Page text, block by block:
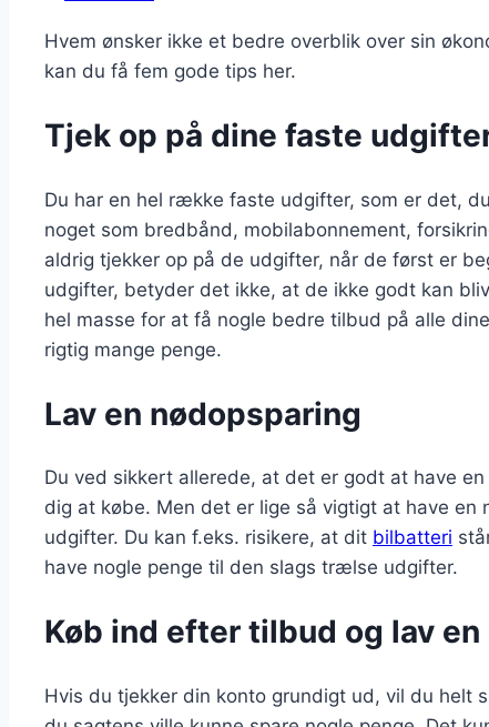
Hvem ønsker ikke et bedre overblik over sin
kan du få fem gode tips her.
Tjek op på dine faste
Du har en hel række faste udgifter, som er det,
noget som bredbånd, mobilabonnement,
aldrig tjekker op på de udgifter, når de først er
udgifter, betyder det ikke, at de ikke godt kan
hel masse for at få nogle bedre tilbud på alle
rigtig mange penge.
Lav en nødopsparing
Du ved sikkert allerede, at det er godt at have
dig at købe. Men det er lige så vigtigt at have
udgifter. Du kan f.eks. risikere, at dit bilbatteri
have nogle penge til den slags trælse udgifter.
Køb ind efter tilbud og lav en
Hvis du tjekker din konto grundigt ud, vil du helt